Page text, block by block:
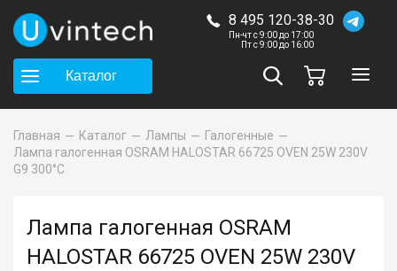
8 495 120-38-30
Пн-чт с 9:00 до 17:00
Пт с 9:00 до 16:00
Каталог
Главная Каталог Лампы
Галогенные
Лампа галогенная OSRAM HALOSTAR 66725 OVEN 25W 230V
G9 300°С
Лампа галогенная OSRAM
HALOSTAR 66725 OVEN 25W 230V